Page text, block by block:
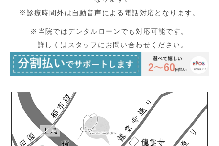
※診療時間外は自動音声による電話対応となります。
※当院ではデンタルローンでも対応可能です。
詳しくはスタッフにお問い合わせください。